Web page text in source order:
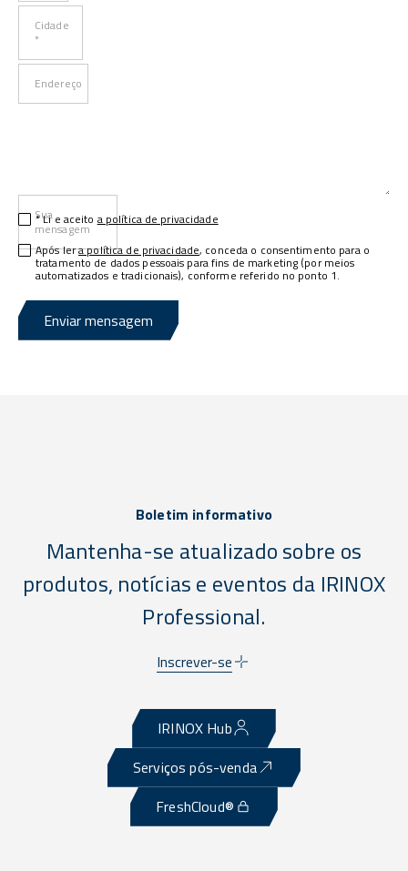
Cidade
*
Endereço
Sua
mensagem
* Li e aceito a política de privacidade
Após lera política de privacidade, conceda o consentimento para o
tratamento de dados pessoais para fins de marketing (por meios
automatizados e tradicionais), conforme referido no ponto 1.
Enviar mensagem
Boletim informativo
Mantenha-se atualizado sobre os
produtos, notícias e eventos da IRINOX
Professional.
Inscrever-se
IRINOX Hub
Serviços pós-venda
FreshCloud®